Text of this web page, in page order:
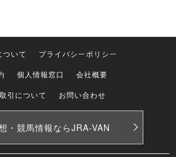
ついて
プライバシーポリシー
個人情報窓口
会社概要
引について
お問い合わせ
・競馬情報ならJRA-VAN